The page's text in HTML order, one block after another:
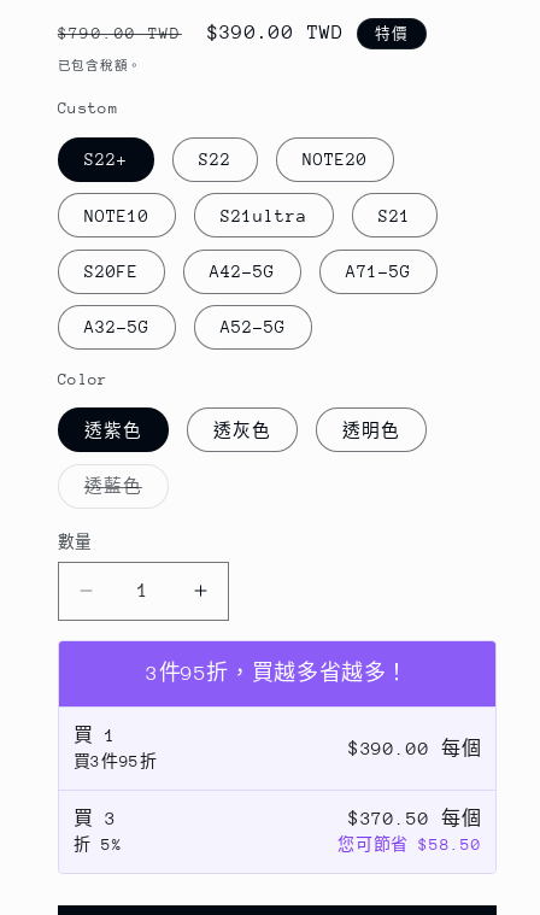
定
價
$790.00 TWD
售
$390.00 TWD 特價
已包含稅額。
Custom
S22+ S22 NOTE20
NOTE10 S21ultra S21
S20FE A42-5G A71-5G
A32-5G A52-5G
Color
透紫色 透灰色 透明色
透藍色子
類
或
無
法
供
貨
數
數量
星
窩
散
熱
防
摔
殼
【附
星
蜂
窩
殼
【附
3件95折，買越多省越多！
買 1
買3件95折
$390.00 每個
買 3
折 5%
$370.50 每個
您可節省 $58.50